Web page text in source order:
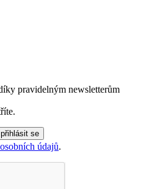
pravidelným newsletterům
údajů.